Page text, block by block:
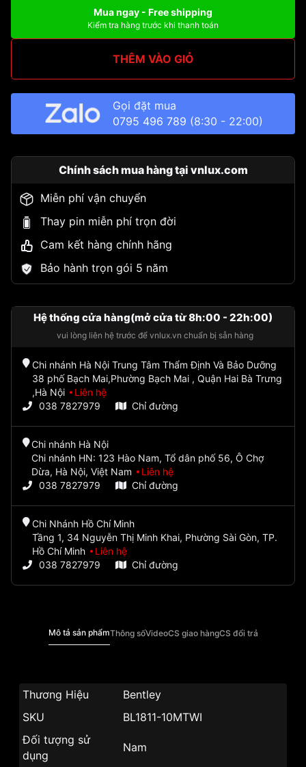
Mua ngay - Free shipping
Kiểm tra hàng trước khi thanh toán
THÊM VÀO GIỎ
Gọi đặt mua
0795 496 789 (8:30 - 22:00)
Chính sách mua hàng tại vnlux.com
Miễn phí vận chuyển
Thay pin miễn phí trọn đời
Cam kết hàng chính hãng
Bảo hành trọn gói 5 năm
Hệ thống cửa hàng(mở cửa từ 8h:00 - 22h:00)
vui lòng liên hệ trước để vnlux.vn chuẩn bị sẵn hàng
Chi nhánh Hà Nội Trung Tâm Thẩm Định Và Bảo Dưỡng
38 phố Bạch Mai,Phường Bạch Mai , Quận Hai Bà Trưng
,Hà Nội
Liên hệ
038 7827979
Chỉ đường
Chi nhánh Hà Nội
Chi nhánh HN: 123 Hào Nam, Tổ dân phố 56, Ô Chợ
Dừa, Hà Nội, Việt Nam
Liên hệ
038 7827979
Chỉ đường
Chi Nhánh Hồ Chí Minh
Tầng 1, 34 Nguyễn Thị Minh Khai, Phường Sài Gòn, TP.
Hồ Chí Minh
Liên hệ
038 7827979
Chỉ đường
Mô tả sản phẩmThông sốVideoCS giao hàngCS đổi trả
Thương Hiệu
Bentley
SKU
BL1811-10MTWI
Đối tượng sử
dụng
Nam